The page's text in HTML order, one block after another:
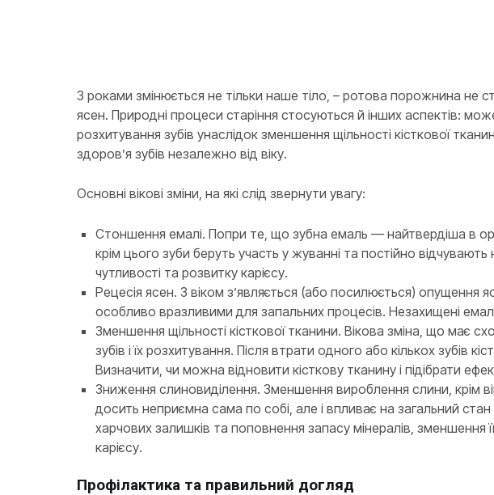
З роками змінюється не тільки наше тіло, – ротова порожнина не
ясен. Природні процеси старіння стосуються й інших аспектів:
розхитування зубів унаслідок зменшення щільності кісткової
здоров’я зубів незалежно від віку.
Основні вікові зміни, на які слід звернути увагу:
Стоншення емалі. Попри те, що зубна емаль — найтвердіша в
крім цього зуби беруть участь у жуванні та постійно
чутливості та розвитку карієсу.
Рецесія ясен. З віком з’являється (або посилюється)
особливо вразливими для запальних процесів. Незахищені
Зменшення щільності кісткової тканини. Вікова зміна, що має
зубів і їх розхитування. Після втрати одного або кількох зубів
Визначити, чи можна відновити кісткову тканину і підібрати
Зниження слиновиділення. Зменшення вироблення слини, крім
досить неприємна сама по собі, але і впливає на загальний
харчових залишків та поповнення запасу мінералів, зменшення
карієсу.
Профілактика та правильний догляд